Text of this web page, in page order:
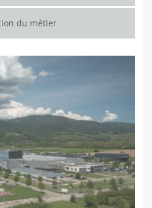
du métier